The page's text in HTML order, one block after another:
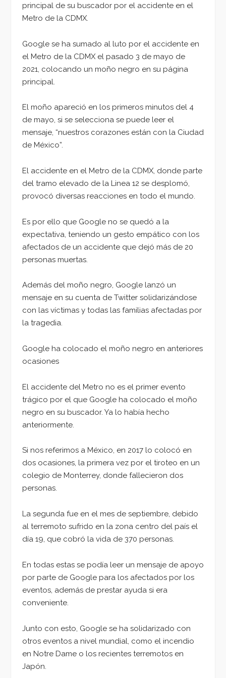
principal de su buscador por el accidente en el
Metro de la CDMX.
Google se ha sumado al luto por el accidente en
el Metro de la CDMX el pasado 3 de mayo de
2021, colocando un moño negro en su página
principal.
El moño apareció en los primeros minutos del 4
de mayo, si se selecciona se puede leer el
mensaje, “nuestros corazones están con la Ciudad
de México”.
El accidente en el Metro de la CDMX, donde parte
del tramo elevado de la Linea 12 se desplomó,
provocó diversas reacciones en todo el mundo.
Es por ello que Google no se quedó a la
expectativa, teniendo un gesto empático con los
afectados de un accidente que dejó más de 20
personas muertas.
Además del moño negro, Google lanzó un
mensaje en su cuenta de Twitter solidarizándose
con las víctimas y todas las familias afectadas por
la tragedia.
Google ha colocado el moño negro en anteriores
ocasiones
El accidente del Metro no es el primer evento
trágico por el que Google ha colocado el moño
negro en su buscador. Ya lo había hecho
anteriormente.
Si nos referimos a México, en 2017 lo colocó en
dos ocasiones, la primera vez por el tiroteo en un
colegio de Monterrey, donde fallecieron dos
personas.
La segunda fue en el mes de septiembre, debido
al terremoto sufrido en la zona centro del país el
día 19, que cobró la vida de 370 personas.
En todas estas se podía leer un mensaje de apoyo
por parte de Google para los afectados por los
eventos, además de prestar ayuda si era
conveniente.
Junto con esto, Google se ha solidarizado con
otros eventos a nivel mundial, como el incendio
en Notre Dame o los recientes terremotos en
Japón.